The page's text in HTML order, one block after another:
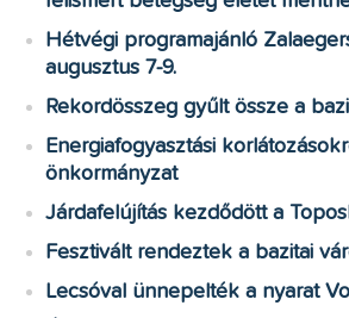
Hétvégi programajánló
augusztus 7-9.
Rekordösszeg gyűlt össze a
Energiafogyasztási
önkormányzat
Járdafelújítás kezdődött a
Fesztivált rendeztek a bazitai
Lecsóval ünnepelték a nyarat